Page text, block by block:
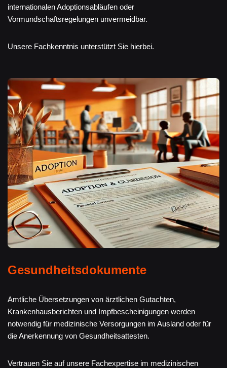
internationalen Adoptionsabläufen oder
Vormundschaftsregelungen unvermeidbar.
Unsere Fachkenntnis unterstützt Sie hierbei.
Gesundheitsdokumente
Amtliche Übersetzungen von ärztlichen Gutachten,
Krankenhausberichten und Impfbescheinigungen werden
notwendig für medizinische Versorgungen im Ausland oder für
die Anerkennung von Gesundheitsattesten.
Vertrauen Sie auf unsere Fachexpertise im medizinischen